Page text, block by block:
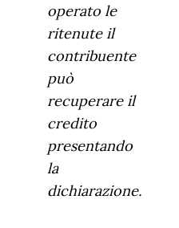
operato le
ritenute il
contribuente
può
recuperare il
credito
presentando
la
dichiarazione.